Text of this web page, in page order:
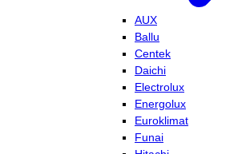
AUX
Ballu
Centek
Daichi
Electrolux
Energolux
Euroklimat
Funai